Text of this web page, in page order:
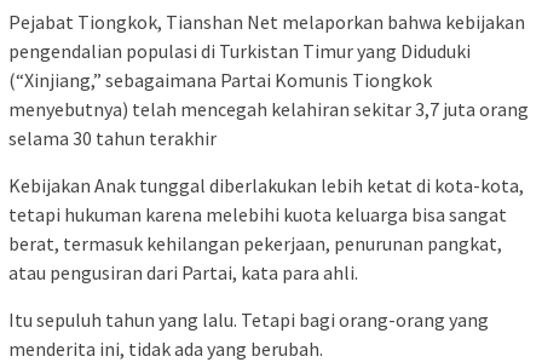
Pejabat Tiongkok, Tianshan Net melaporkan bahwa kebijakan
pengendalian populasi di Turkistan Timur yang Diduduki
(“Xinjiang,” sebagaimana Partai Komunis Tiongkok
menyebutnya) telah mencegah kelahiran sekitar 3,7 juta orang
selama 30 tahun terakhir
Kebijakan Anak tunggal diberlakukan lebih ketat di kota-kota,
tetapi hukuman karena melebihi kuota keluarga bisa sangat
berat, termasuk kehilangan pekerjaan, penurunan pangkat,
atau pengusiran dari Partai, kata para ahli.
Itu sepuluh tahun yang lalu. Tetapi bagi orang-orang yang
menderita ini, tidak ada yang berubah.